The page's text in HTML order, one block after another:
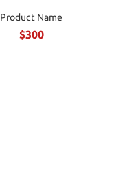
Product Name
$300